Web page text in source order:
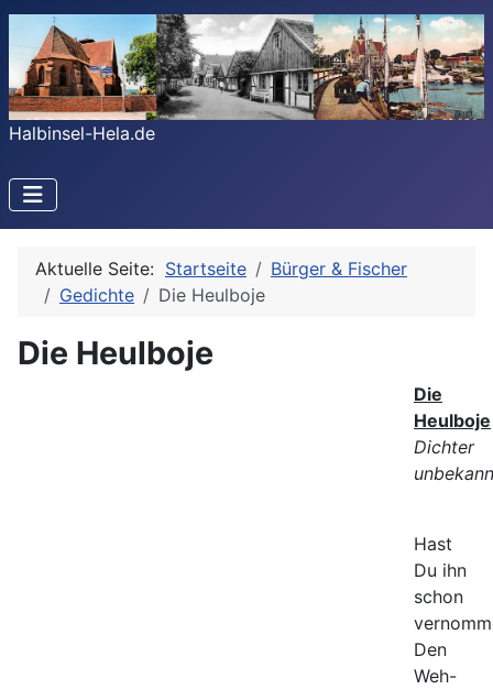
Halbinsel-Hela.de
Aktuelle Seite: Startseite
Bürger & Fischer
Gedichte
Die Heulboje
Die Heulboje
Die
Heulboje
Dichter
Hast
Du ihn
schon
Den
Weh-